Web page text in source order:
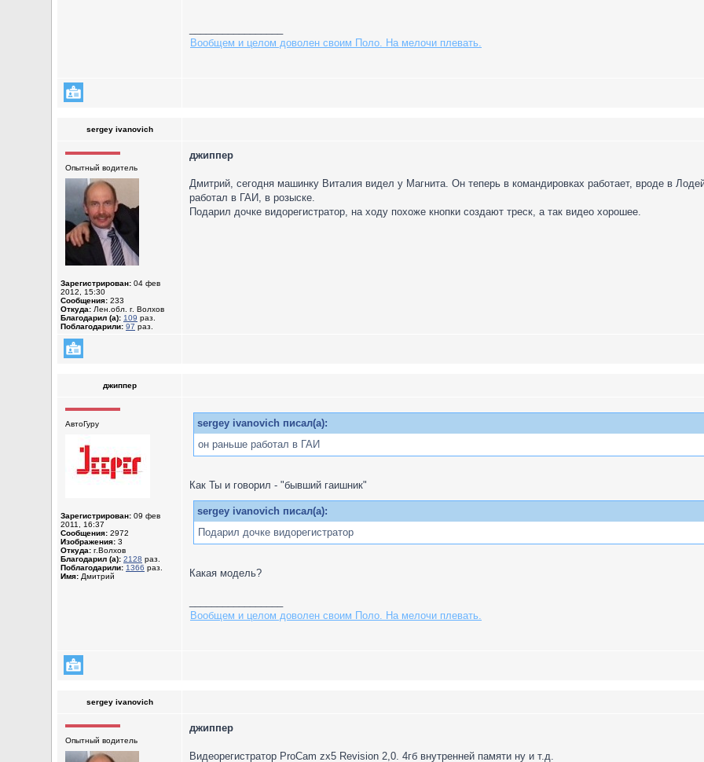
Вообщем и целом доволен своим Поло. На мелочи плевать.
sergey ivanovich
Опытный водитель
Зарегистрирован: 04 фев
2012, 15:30
Сообщения: 233
Откуда: Лен.обл. г. Волхов
Благодарил (а): 109 раз.
Поблагодарили: 97 раз.
джиппер
Дмитрий, сегодня машинку Виталия видел у Магнита. Он теперь в командировках работает, вроде в
работал в ГАИ, в розыске.
Подарил дочке видорегистратор, на ходу похоже кнопки создают треск, а так видео хорошее.
джиппер
АвтоГуру
Зарегистрирован: 09 фев
2011, 16:37
Сообщения: 2972
Изображения: 3
Откуда: г.Волхов
Благодарил (а): 2128 раз.
Поблагодарили: 1366 раз.
Имя: Дмитрий
sergey ivanovich писал(а):
он раньше работал в ГАИ
Как Ты и говорил - "бывший гаишник"
sergey ivanovich писал(а):
Подарил дочке видорегистратор
Какая модель?
Вообщем и целом доволен своим Поло. На мелочи плевать.
sergey ivanovich
Опытный водитель
джиппер
Видеорегистратор ProCam zx5 Revision 2,0. 4гб внутренней памяти ну и т.д.